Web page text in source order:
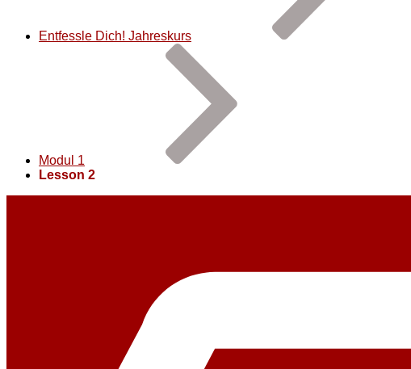
Entfessle Dich! Jahreskurs
Modul 1
Lesson 2